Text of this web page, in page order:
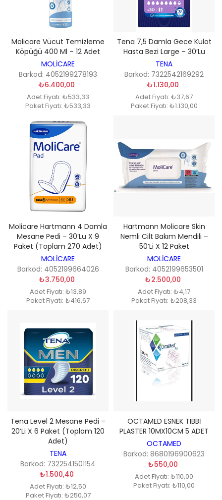
Molicare Vücut Temizleme
Köpüğü 400 Ml – 12 Adet
MOLİCARE
Barkod: 4052199278193
₺6.400,00
Adet Fiyatı: ₺533,33
Paket Fiyatı: ₺533,33
Tena 7,5 Damla Gece Külot
Hasta Bezi Large – 30’lu
TENA
Barkod: 7322542169292
₺1.130,00
Adet Fiyatı: ₺37,67
Paket Fiyatı: ₺1.130,00
Molicare Hartmann 4 Damla
Mesane Pedi – 30’lu X 9
Paket (Toplam 270 Adet)
MOLİCARE
Barkod: 4052199664026
₺3.750,00
Adet Fiyatı: ₺13,89
Paket Fiyatı: ₺416,67
Hartmann Molicare Skin
Nemli Cilt Bakım Mendili –
50’li X 12 Paket
MOLİCARE
Barkod: 4052199653501
₺2.500,00
Adet Fiyatı: ₺4,17
Paket Fiyatı: ₺208,33
Tena Level 2 Mesane Pedi –
20’li X 6 Paket (Toplam 120
Adet)
TENA
Barkod: 7322541501154
₺1.500,40
Adet Fiyatı: ₺12,50
Paket Fiyatı: ₺250,07
OCTAMED ESNEK TIBBİ
PLASTER 10MX10CM 5 ADET
OCTAMED
Barkod: 8680196900623
₺550,00
Adet Fiyatı: ₺110,00
Paket Fiyatı: ₺110,00